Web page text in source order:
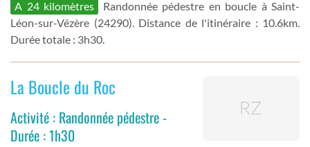
A 24 kilomètres
Randonnée pédestre en boucle à Saint-
Léon-sur-Vézère (24290). Distance de l'itinéraire : 10.6km.
Durée totale : 3h30.
La Boucle du Roc
Activité : Randonnée pédestre -
Durée : 1h30